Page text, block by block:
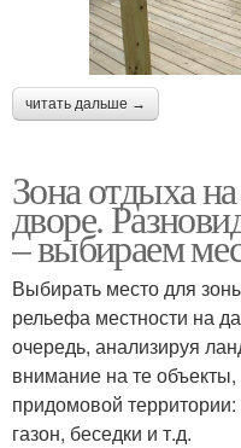
читать дальше →
Зона отдыха
дворе.
– выбираем
Выбирать место для
рельефа местности на
очередь, анализируя
внимание на те
придомовой
газон, беседки и т.д.